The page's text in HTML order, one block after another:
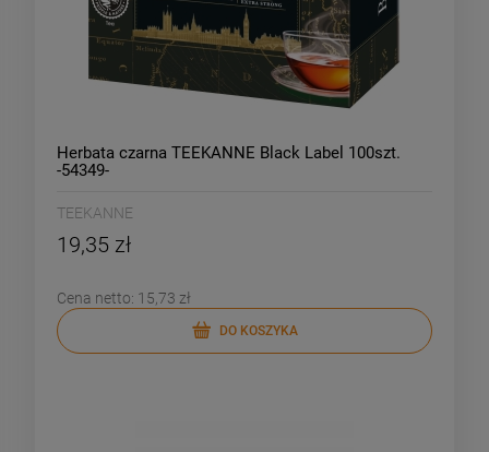
Herbata czarna TEEKANNE Black Label 100szt.
-54349-
TEEKANNE
19,35 zł
Cena netto: 15,73 zł
DO KOSZYKA